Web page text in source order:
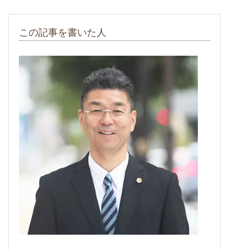
この記事を書いた人